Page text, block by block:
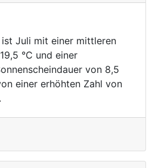
Juli mit einer mittleren
°C und einer
von 8,5
einer erhöhten Zahl von